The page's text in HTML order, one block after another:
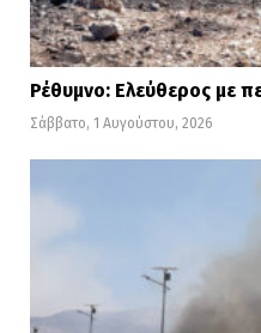
Ρέθυμνο: Ελεύθερος με
Σάββατο, 1 Αυγούστου, 2026